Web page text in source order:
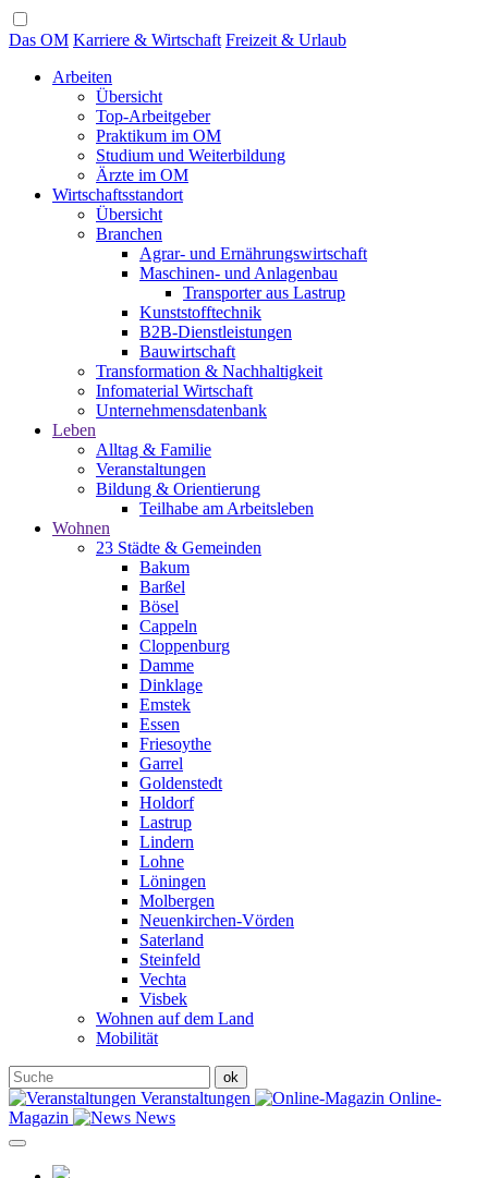
Das OM Karriere & Wirtschaft Freizeit & Urlaub
Arbeiten
Übersicht
Top-Arbeitgeber
Praktikum im OM
Studium und Weiterbildung
Ärzte im OM
Wirtschaftsstandort
Übersicht
Branchen
Agrar- und Ernährungswirtschaft
Maschinen- und Anlagenbau
Transporter aus Lastrup
Kunststofftechnik
B2B-Dienstleistungen
Bauwirtschaft
Transformation & Nachhaltigkeit
Infomaterial Wirtschaft
Unternehmensdatenbank
Leben
Alltag & Familie
Veranstaltungen
Bildung & Orientierung
Teilhabe am Arbeitsleben
Wohnen
23 Städte & Gemeinden
Bakum
Barßel
Bösel
Cappeln
Cloppenburg
Damme
Dinklage
Emstek
Essen
Friesoythe
Garrel
Goldenstedt
Holdorf
Lastrup
Lindern
Lohne
Löningen
Molbergen
Neuenkirchen-Vörden
Saterland
Steinfeld
Vechta
Visbek
Wohnen auf dem Land
Mobilität
Veranstaltungen
Online-
Magazin
News